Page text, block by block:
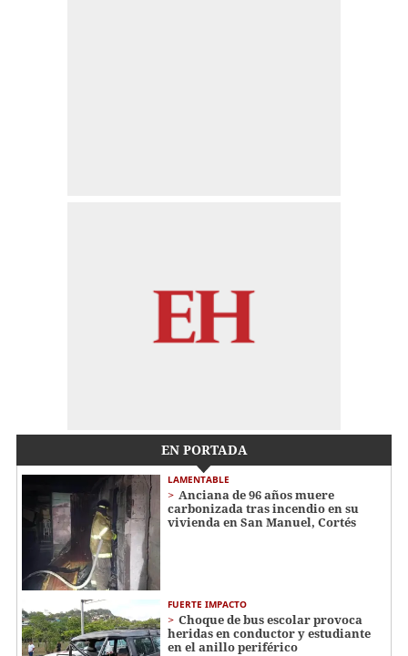
EN PORTADA
LAMENTABLE
Anciana de 96 años muere
carbonizada tras incendio en su
vivienda en San Manuel, Cortés
FUERTE IMPACTO
Choque de bus escolar provoca
heridas en conductor y estudiante
en el anillo periférico